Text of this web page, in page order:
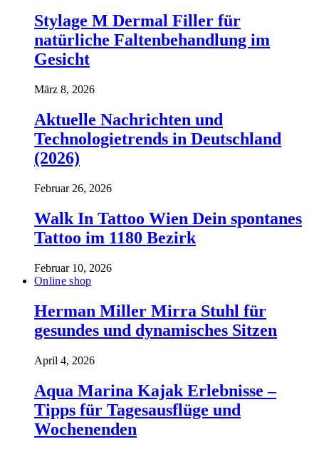
Stylage M Dermal Filler für
natürliche Faltenbehandlung im
Gesicht
März 8, 2026
Aktuelle Nachrichten und
Technologietrends in Deutschland
(2026)
Februar 26, 2026
Walk In Tattoo Wien Dein spontanes
Tattoo im 1180 Bezirk
Februar 10, 2026
Online shop
Herman Miller Mirra Stuhl für
gesundes und dynamisches Sitzen
April 4, 2026
Aqua Marina Kajak Erlebnisse –
Tipps für Tagesausflüge und
Wochenenden